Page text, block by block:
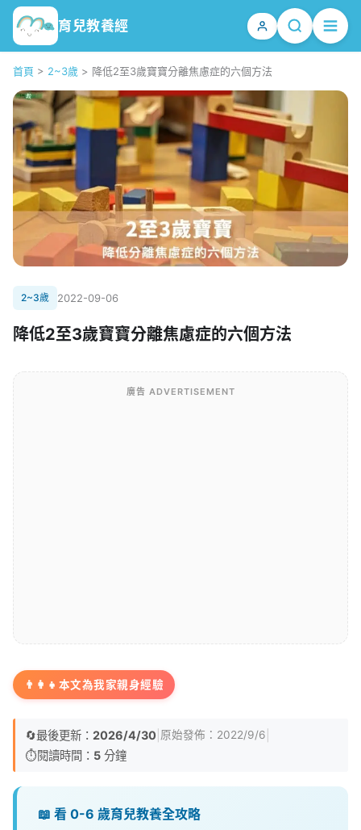
育兒教養經
首頁 > 2~3歲 > 降低2至3歲寶寶分離焦慮症的六個方法
2~3歲 2022-09-06
降低2至3歲寶寶分離焦慮症的六個方法
廣告 ADVERTISEMENT
👨‍👩‍👧 本文為我家親身經驗
🔄最後更新： 2026/4/30 原始發佈： 2022/9/6
⏱️閱讀時間： 5 分鐘
📖 看 0-6 歲育兒教養全攻略